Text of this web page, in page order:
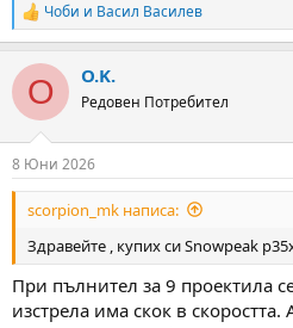
R
e
c
i
s
:
Чоби и Васил Василев
O O.K.
Редовен Потребител
8 Юни 2026
scorpion_mk написа:
Здравейте , купих си Snowpeak
При пълнител за 9 проектила
изстрела има скок в